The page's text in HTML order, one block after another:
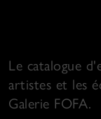
Le catalogue
artistes et les
Galerie FOFA.